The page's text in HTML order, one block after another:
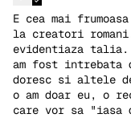
E cea mai
la creatori
evidentiaza talia.
am fost intrebata
doresc si altele
o am doar eu, o
care vor sa "iasa